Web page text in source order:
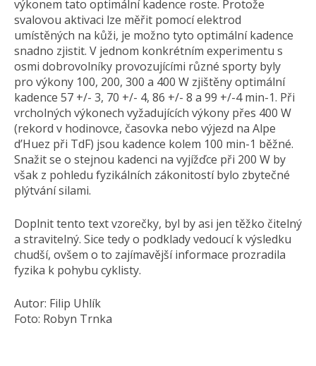
výkonem tato optimální kadence roste. Protože
svalovou aktivaci lze měřit pomocí elektrod
umístěných na kůži, je možno tyto optimální kadence
snadno zjistit. V jednom konkrétním experimentu s
osmi dobrovolníky provozujícími různé sporty byly
pro výkony 100, 200, 300 a 400 W zjištěny optimální
kadence 57 +/- 3, 70 +/- 4, 86 +/- 8 a 99 +/-4 min-1. Při
vrcholných výkonech vyžadujících výkony přes 400 W
(rekord v hodinovce, časovka nebo výjezd na Alpe
d’Huez při TdF) jsou kadence kolem 100 min-1 běžné.
Snažit se o stejnou kadenci na vyjížďce při 200 W by
však z pohledu fyzikálních zákonitostí bylo zbytečné
plýtvání silami.
Doplnit tento text vzorečky, byl by asi jen těžko čitelný
a stravitelný. Sice tedy o podklady vedoucí k výsledku
chudší, ovšem o to zajímavější informace prozradila
fyzika k pohybu cyklisty.
Autor: Filip Uhlík
Foto: Robyn Trnka